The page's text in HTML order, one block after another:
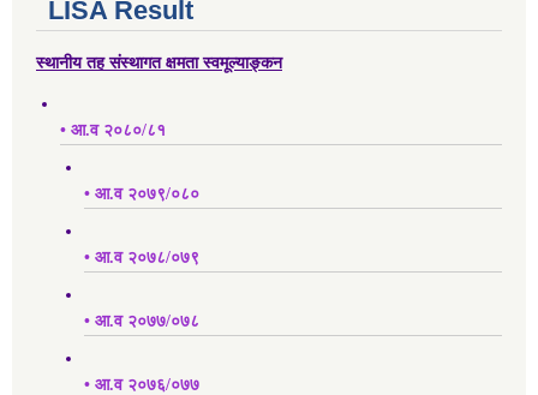
LISA Result
स्थानीय तह संस्थागत क्षमता स्वमूल्याङ्कन
• आ.व २०८०/८१
• आ.व २०७९/०८०
• आ.व २०७८/०७९
• आ.व २०७७/०७८
• आ.व २०७६/०७७